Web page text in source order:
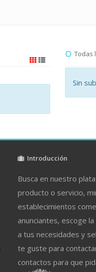
Todas
Sin
Introducción
Busca en nuestro
producto o servicio,
establecimientos
anunciantes, escoge
a tus necesidades y
te guste para
contactos para que